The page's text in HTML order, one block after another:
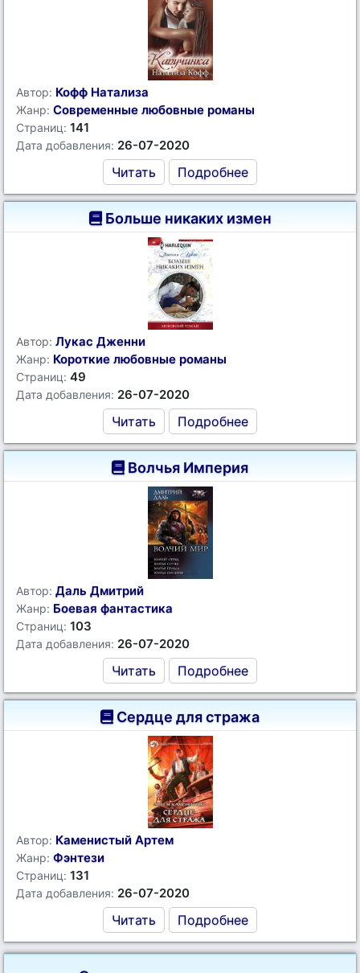
Автор: Кофф Натализа
Жанр: Современные любовные романы
Страниц: 141
Дата добавления: 26-07-2020
Читать Подробнее
Больше никаких измен
Автор: Лукас Дженни
Жанр: Короткие любовные романы
Страниц: 49
Дата добавления: 26-07-2020
Читать Подробнее
Волчья Империя
Автор: Даль Дмитрий
Жанр: Боевая фантастика
Страниц: 103
Дата добавления: 26-07-2020
Читать Подробнее
Сердце для стража
Автор: Каменистый Артем
Жанр: Фэнтези
Страниц: 131
Дата добавления: 26-07-2020
Читать Подробнее